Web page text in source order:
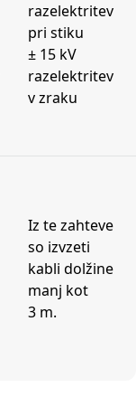
razelektritev
pri stiku
± 15 kV
razelektritev
v zraku
Iz te zahteve
so izvzeti
kabli dolžine
manj kot
3 m.